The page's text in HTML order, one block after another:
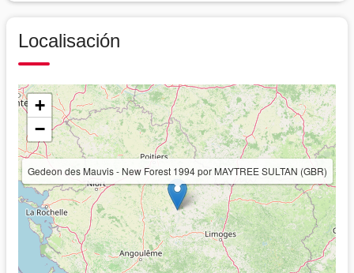
Localisación
Gedeon des Mauvis - New Forest 1994 por MAYTREE SULTAN (GBR)
+
−